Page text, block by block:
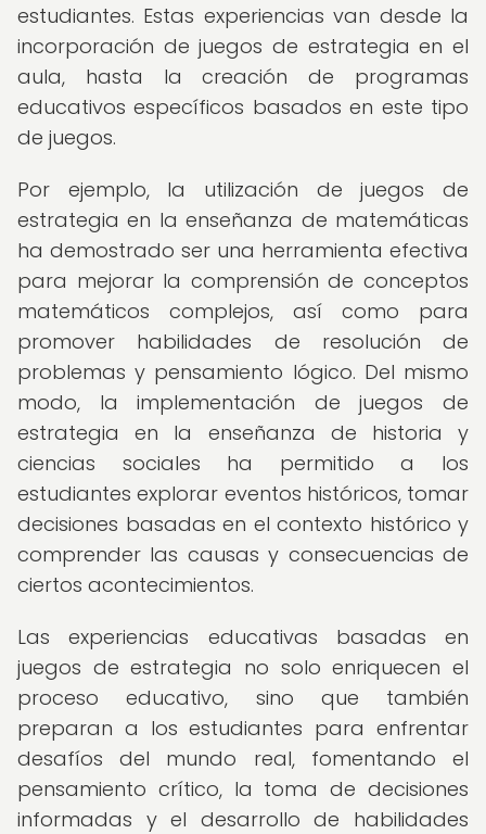
estudiantes. Estas experiencias van desde la
incorporación de juegos de estrategia en el
aula, hasta la creación de programas
educativos específicos basados en este tipo
de juegos.
Por ejemplo, la utilización de juegos de
estrategia en la enseñanza de matemáticas
ha demostrado ser una herramienta efectiva
para mejorar la comprensión de conceptos
matemáticos complejos, así como para
promover habilidades de resolución de
problemas y pensamiento lógico. Del mismo
modo, la implementación de juegos de
estrategia en la enseñanza de historia y
ciencias sociales ha permitido a los
estudiantes explorar eventos históricos, tomar
decisiones basadas en el contexto histórico y
comprender las causas y consecuencias de
ciertos acontecimientos.
Las experiencias educativas basadas en
juegos de estrategia no solo enriquecen el
proceso educativo, sino que también
preparan a los estudiantes para enfrentar
desafíos del mundo real, fomentando el
pensamiento crítico, la toma de decisiones
informadas y el desarrollo de habilidades